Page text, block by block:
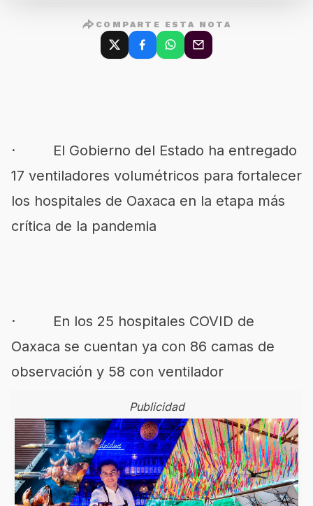
COMPARTE ESTA NOTA
· El Gobierno del Estado ha entregado
17 ventiladores volumétricos para fortalecer
los hospitales de Oaxaca en la etapa más
crítica de la pandemia
· En los 25 hospitales COVID de
Oaxaca se cuentan ya con 86 camas de
observación y 58 con ventilador
Publicidad